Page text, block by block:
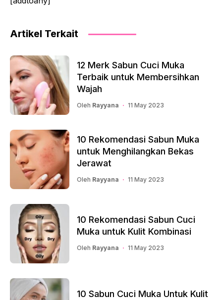
Artikel Terkait
12 Merk Sabun Cuci Muka
Terbaik untuk Membersihkan
Wajah
Oleh Rayyana 11 May 2023
10 Rekomendasi Sabun Muka
untuk Menghilangkan Bekas
Jerawat
Oleh Rayyana 11 May 2023
10 Rekomendasi Sabun Cuci
Muka untuk Kulit Kombinasi
Oleh Rayyana 11 May 2023
10 Sabun Cuci Muka Untuk Kulit